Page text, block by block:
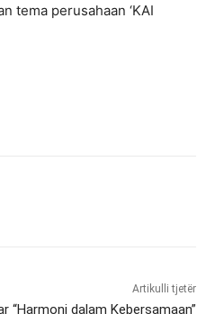
tema perusahaan ‘KAI
Artikulli tjetër
“Harmoni dalam Kebersamaan”